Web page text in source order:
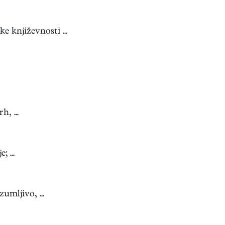
književnosti ...
...
...
...